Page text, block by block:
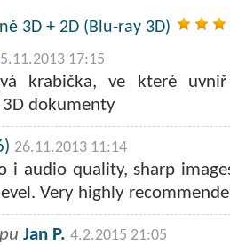
3D + 2D (Blu-ray 3D)
5.11.2013 17:15
krabička, ve které
dokumenty
26.11.2013 11:14
i audio quality, sharp
Very highly
Jan P. 4.2.2015 21:05